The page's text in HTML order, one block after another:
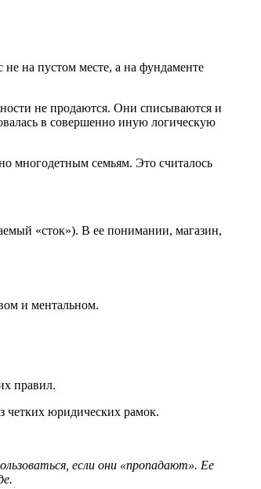
на пустом месте, а на фундаменте
не продаются. Они списываются и
в совершенно иную логическую
многодетным семьям. Это считалось
«сток»). В ее понимании, магазин,
и ментальном.
правил.
четких юридических рамок.
если они «пропадают». Ее